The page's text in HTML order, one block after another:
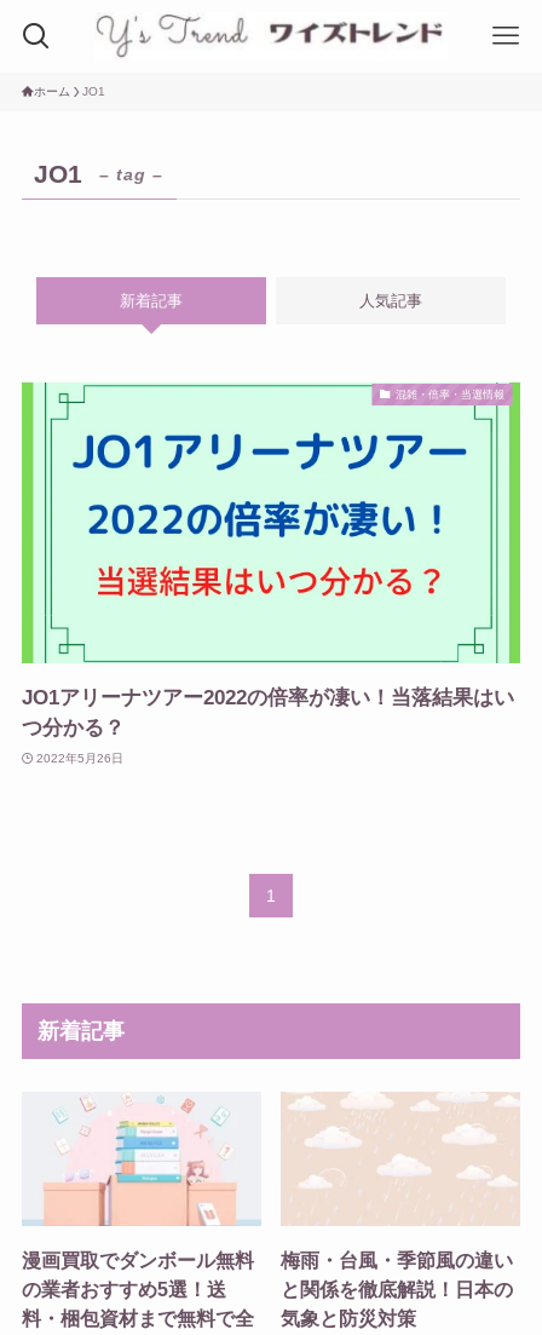
ホーム JO1
JO1 – tag –
新着記事 人気記事
混雑・倍率・当選情報
JO1アリーナツアー2022の倍率が凄い！当落結果はい
つ分かる？
2022年5月26日
1
新着記事
漫画買取でダンボール無料
の業者おすすめ5選！送
料・梱包資材まで無料で全
梅雨・台風・季節風の違い
と関係を徹底解説！日本の
気象と防災対策